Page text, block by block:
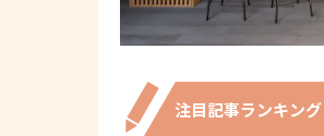
注目記事ランキング